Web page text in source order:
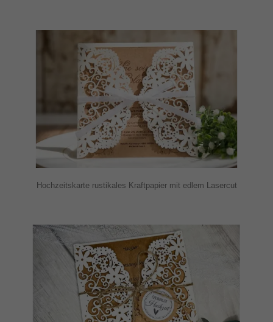
Hochzeitskarte rustikales Kraftpapier mit edlem Lasercut